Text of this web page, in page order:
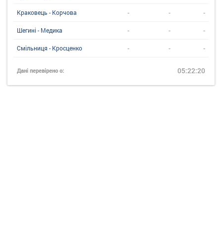
Краковець - Корчова - - -
Шегині - Медика - - -
Смільниця - Кросценко - - -
Дані перевірено о: 05:22:20